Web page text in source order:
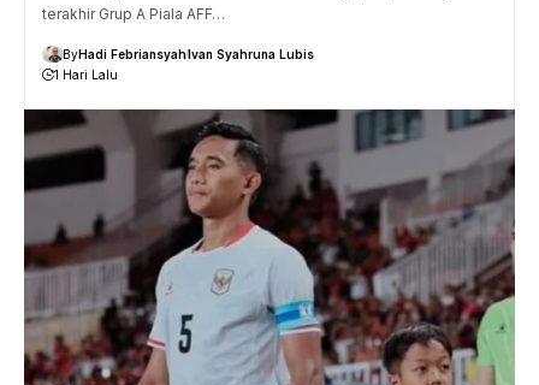
terakhir Grup A Piala AFF…
ByHadi FebriansyahIvan Syahruna Lubis
1 Hari Lalu